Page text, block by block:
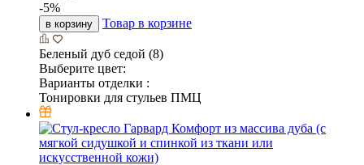
-5%
в корзину Товар в корзине
Беленый дуб седой (8)
Выберите цвет:
Варианты отделки :
Тонировки для стульев ПМЦ